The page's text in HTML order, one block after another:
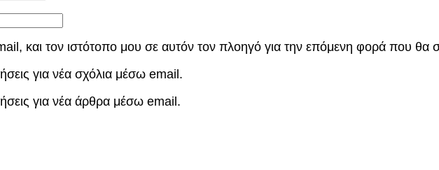
και τον ιστότοπο μου σε αυτόν τον πλοηγό για την επόμενη φορά που θα
για νέα σχόλια μέσω email.
για νέα άρθρα μέσω email.